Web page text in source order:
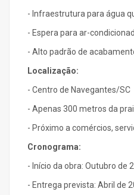
- Infraestrutura para água
- Espera para ar-
- Alto padrão de
Localização:
- Centro de Navegantes/SC
- Apenas 300 metros da
- Próximo a comércios,
Cronograma:
- Início da obra: Outubro de
- Entrega prevista: Abril de